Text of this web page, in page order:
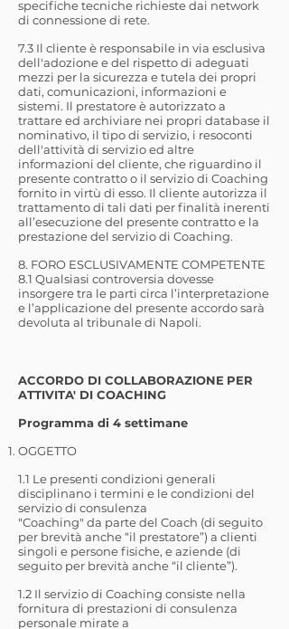
specifiche tecniche richieste dai network
di connessione di rete.
7.3 Il cliente è responsabile in via esclusiva
dell'adozione e del rispetto di adeguati
mezzi per la sicurezza e tutela dei propri
dati, comunicazioni, informazioni e
sistemi. Il prestatore è autorizzato a
trattare ed archiviare nei propri database il
nominativo, il tipo di servizio, i resoconti
dell'attività di servizio ed altre
informazioni del cliente, che riguardino il
presente contratto o il servizio di Coaching
fornito in virtù di esso. Il cliente autorizza il
trattamento di tali dati per finalità inerenti
all’esecuzione del presente contratto e la
prestazione del servizio di Coaching.
8. FORO ESCLUSIVAMENTE COMPETENTE
8.1 Qualsiasi controversia dovesse
insorgere tra le parti circa l’interpretazione
e l’applicazione del presente accordo sarà
devoluta al tribunale di Napoli.
ACCORDO DI COLLABORAZIONE PER
ATTIVITA' DI COACHING
Programma di 4 settimane
OGGETTO
1.1 Le presenti condizioni generali
disciplinano i termini e le condizioni del
servizio di consulenza
"Coaching" da parte del Coach (di seguito
per brevità anche “il prestatore”) a clienti
singoli e persone fisiche, e aziende (di
seguito per brevità anche “il cliente”).
1.2 Il servizio di Coaching consiste nella
fornitura di prestazioni di consulenza
personale mirate a